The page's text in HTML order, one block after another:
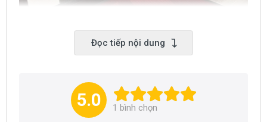
Đọc tiếp nội dung
5.0 1 bình chọn